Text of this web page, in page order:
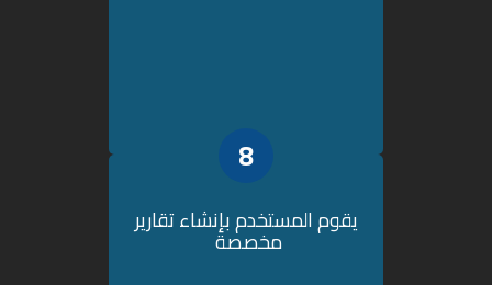
8
يقوم المستخدم بإنشاء تقارير
مخصصة